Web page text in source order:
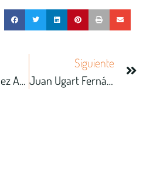
Agustín Gómez Arcos
Siguiente
Juan Ugart Fernández